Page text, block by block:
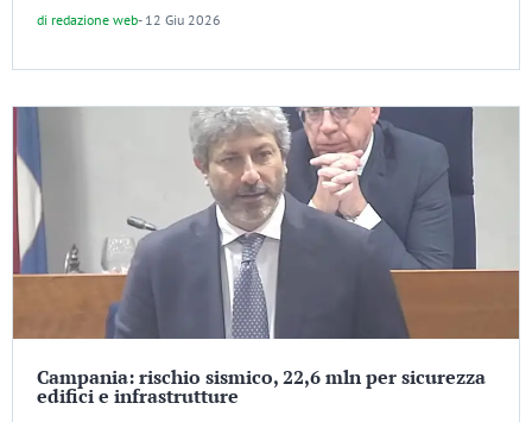
di redazione web- 12 Giu 2026
Campania: rischio sismico, 22,6 mln per sicurezza
edifici e infrastrutture